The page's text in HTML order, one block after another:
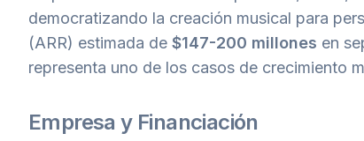
democratizando la creación musical para
(ARR) estimada de $147-200 millones en
representa uno de los casos de crecimiento
Empresa y Financiación